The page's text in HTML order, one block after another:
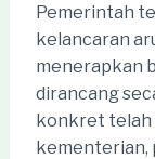
Pemerintah
kelancaran
menerapkan
dirancang
konkret telah
kementerian,